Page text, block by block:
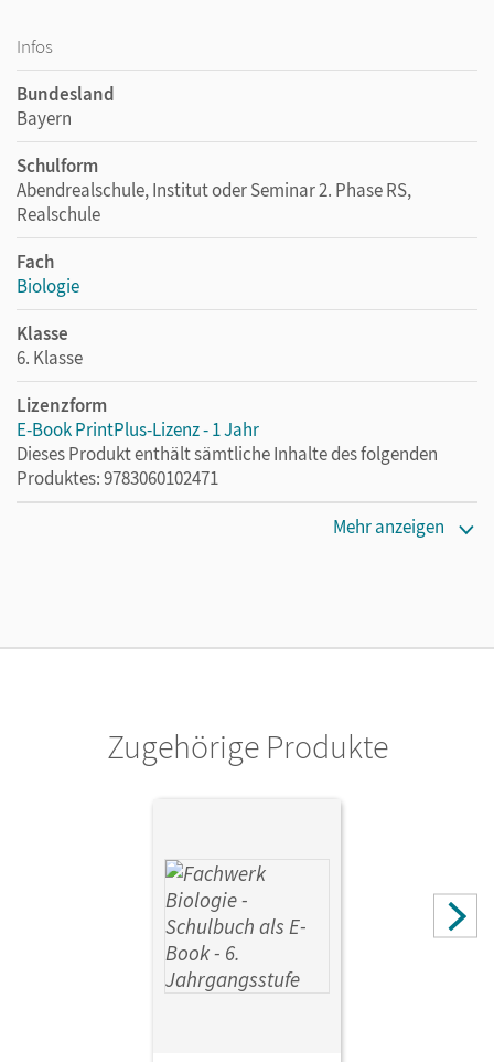
Infos
Bundesland
Bayern
Schulform
Abendrealschule, Institut oder Seminar 2. Phase RS,
Realschule
Fach
Biologie
Klasse
6. Klasse
Lizenzform
E-Book PrintPlus-Lizenz - 1 Jahr
Dieses Produkt enthält sämtliche Inhalte des folgenden
Produktes: 9783060102471
ein Jahr lang ergänzend zum Print-Titel nutzen möchten.
Cornelsen Verlag
Rehbach, Reinhold; Ritter, Matthias; Fischer, Judith;
Miehling, Andreas; Niedermeier, Matthias
Mehr anzeigen
Zugehörige Produkte